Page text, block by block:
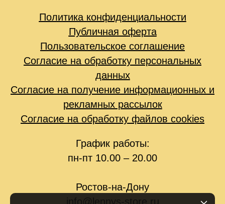
Политика конфиденциальности
Публичная оферта
Пользовательское соглашение
Согласие на обработку персональных
данных
Согласие на получение информационных и
рекламных рассылок
Согласие на обработку файлов cookies
График работы:
пн-пт 10.00 – 20.00
Ростов-на-Дону
info@lennys-store.ru